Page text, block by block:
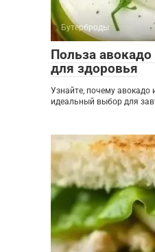
Бутерброды
Польза
для здоровья
Узнайте, почему авокадо
идеальный выбор для